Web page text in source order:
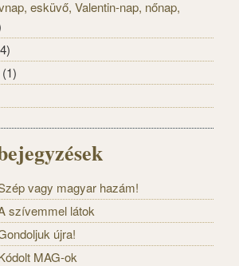
esküvő, Valentin-nap, nőnap,
(1)
vagy magyar hazám!
szívemmel látok
újra!
MAG-ok